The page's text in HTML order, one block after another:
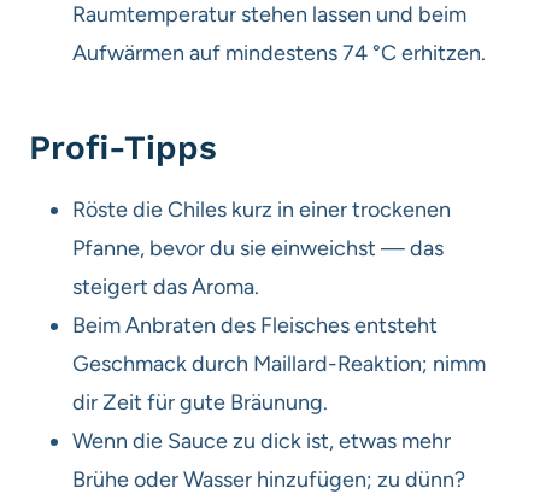
Raumtemperatur stehen lassen und beim
Aufwärmen auf mindestens 74 °C erhitzen.
Profi-Tipps
Röste die Chiles kurz in einer trockenen
Pfanne, bevor du sie einweichst — das
steigert das Aroma.
Beim Anbraten des Fleisches entsteht
Geschmack durch Maillard-Reaktion; nimm
dir Zeit für gute Bräunung.
Wenn die Sauce zu dick ist, etwas mehr
Brühe oder Wasser hinzufügen; zu dünn?